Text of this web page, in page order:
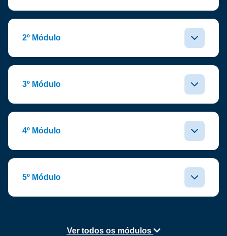
2º Módulo
3º Módulo
4º Módulo
5º Módulo
Ver todos os módulos